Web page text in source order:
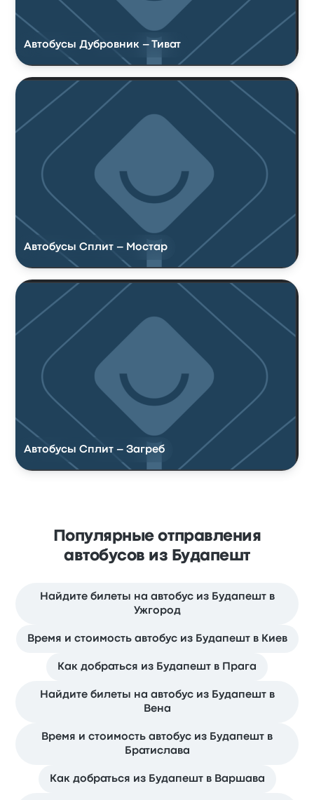
Автобусы Дубровник – Тиват
Автобусы Сплит – Мостар
Автобусы Сплит – Загреб
Популярные отправления
автобусов из Будапешт
Найдите билеты на автобус из Будапешт в
Ужгород
Время и стоимость автобус из Будапешт в Киев
Как добраться из Будапешт в Прага
Найдите билеты на автобус из Будапешт в
Вена
Время и стоимость автобус из Будапешт в
Братислава
Как добраться из Будапешт в Варшава